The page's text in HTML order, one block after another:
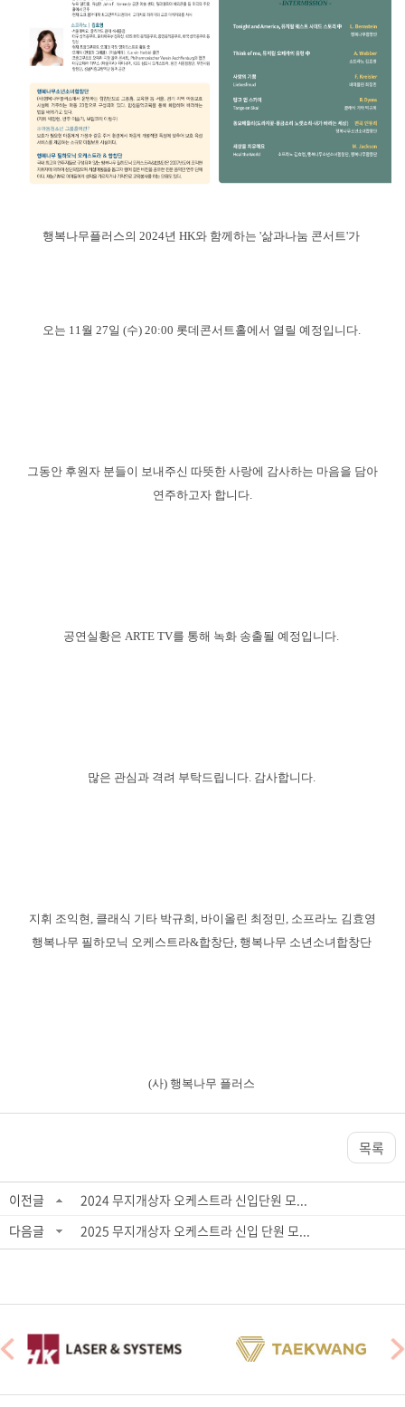
행복나무플러스의 2024년 HK와 함께하는 '삶과나눔 콘서트'가
오는 11월 27일 (수) 20:00 롯데콘서트홀에서 열릴 예정입니다.
그동안 후원자 분들이 보내주신 따뜻한 사랑에 감사하는 마음을 담아
연주하고자 합니다.
공연실황은 ARTE TV를 통해 녹화 송출될 예정입니다.
많은 관심과 격려 부탁드립니다. 감사합니다.
지휘 조익현, 클래식 기타 박규희, 바이올린 최정민, 소프라노 김효영
행복나무 필하모닉 오케스트라&합창단, 행복나무 소년소녀합창단
(사) 행복나무 플러스
목록
이전글
2024 무지개상자 오케스트라 신입단원 모...
다음글
2025 무지개상자 오케스트라 신입 단원 모...